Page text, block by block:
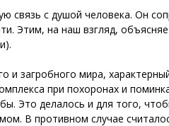
связь с душой человека. Он
Этим, на наш взгляд,
загробного мира,
при похоронах и
Это делалось и для того,
В противном случае